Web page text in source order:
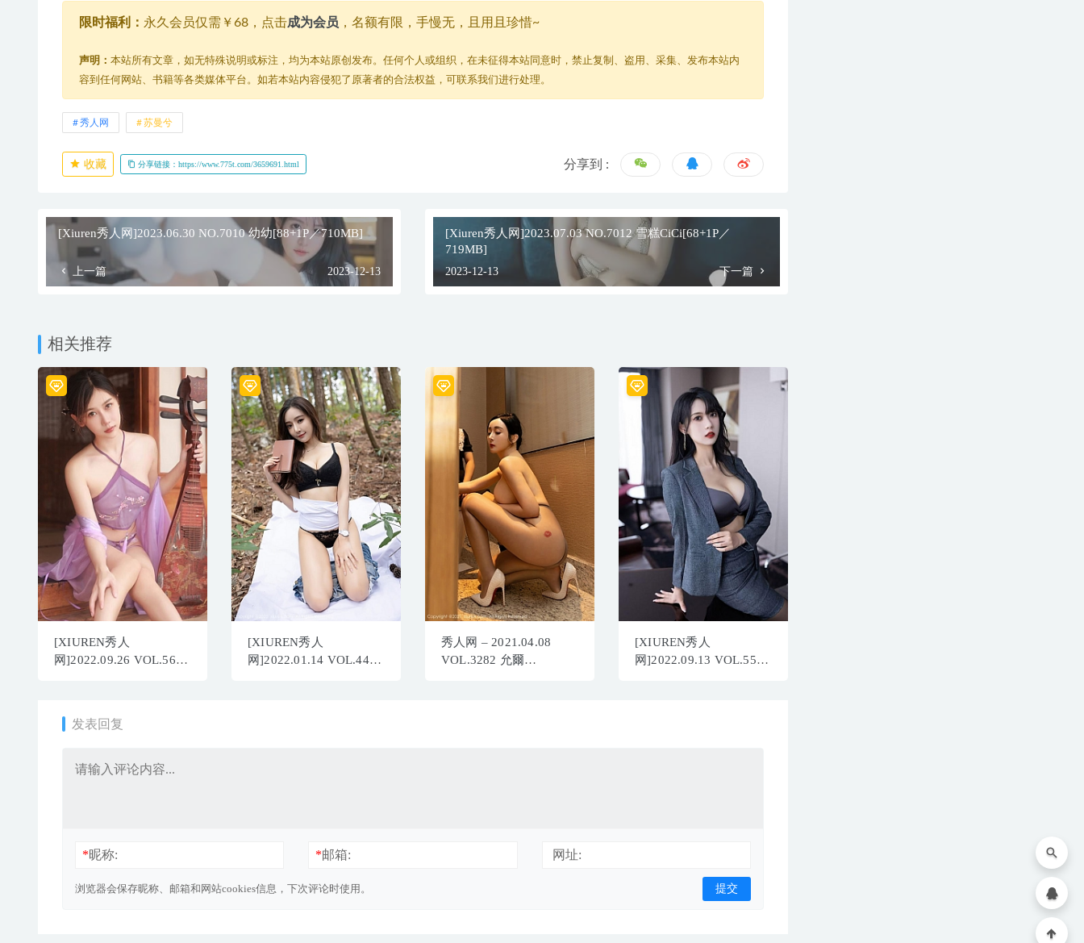
限时福利： 永久会员仅需￥68，点击成为会员 ，名额有限，手慢无，且用且珍惜~
声明： 本站所有文章，如无特殊说明或标注，均为本站原创发布。任何个人或组织，在未征得本站同意时，禁止复制、盗用、采集、发布本站内
容到任何网站、书籍等各类媒体平台。如若本站内容侵犯了原著者的合法权益，可联系我们进行处理。
秀人网 苏曼兮
收藏 分享链接：https://www.775t.com/3659691.html 分享到 :
[Xiuren秀人网]2023.06.30 NO.7010 幼幼[88+1P／710MB]
上一篇 2023-12-13
[Xiuren秀人网]2023.07.03 NO.7012 雪糕CiCi[68+1P／
719MB]
2023-12-13 下一篇
相关推荐
[XIUREN秀人
网]2022.09.26 VOL.5642
[XIUREN秀人
网]2022.01.14 VOL.4465
秀人网 – 2021.04.08
VOL.3282 允爾
[XIUREN秀人
网]2022.09.13 VOL.5575
发表回复
*昵称: *邮箱: 网址:
浏览器会保存昵称、邮箱和网站cookies信息，下次评论时使用。